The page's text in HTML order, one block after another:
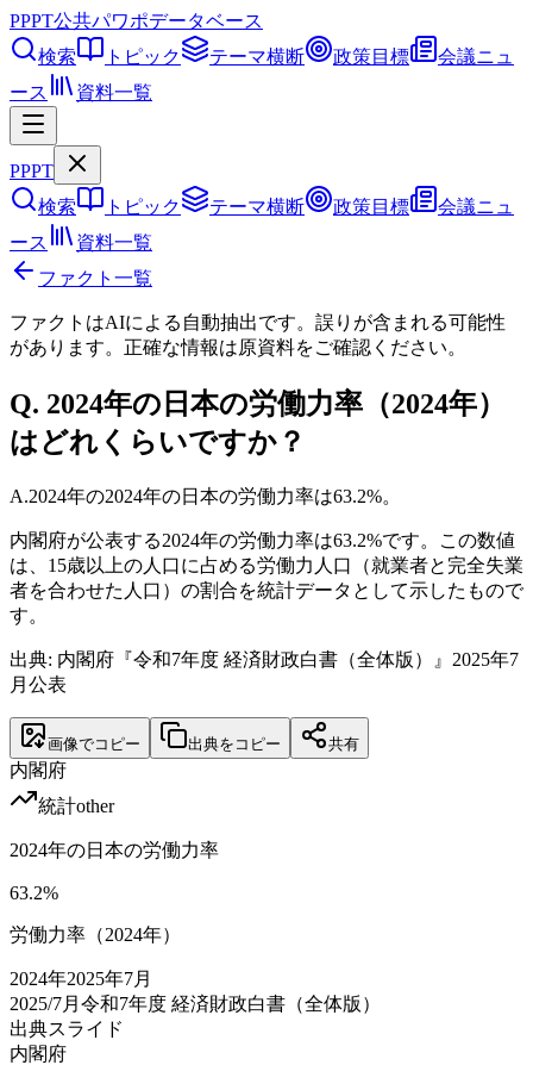
PPPT公共パワポデータベース
検索
トピック テーマ横断 政策目標
会議ニュ
ース
資料一覧
PPPT
検索
トピック テーマ横断 政策目標
会議ニュ
ース
資料一覧
ファクト一覧
ファクトはAIによる自動抽出です。誤りが含まれる可能性
があります。正確な情報は原資料をご確認ください。
Q. 2024年の日本の労働力率（2024年）
はどれくらいですか？
A.2024年の2024年の日本の労働力率は63.2%。
内閣府が公表する2024年の労働力率は63.2%です。この数値
は、15歳以上の人口に占める労働力人口（就業者と完全失業
者を合わせた人口）の割合を統計データとして示したもので
す。
出典: 内閣府『令和7年度 経済財政白書（全体版）』2025年7
月公表
画像でコピー 出典をコピー 共有
内閣府
統計other
2024年の日本の労働力率
63.2%
労働力率（2024年）
2024年2025年7月
2025/7月 令和7年度 経済財政白書（全体版）
出典スライド
内閣府